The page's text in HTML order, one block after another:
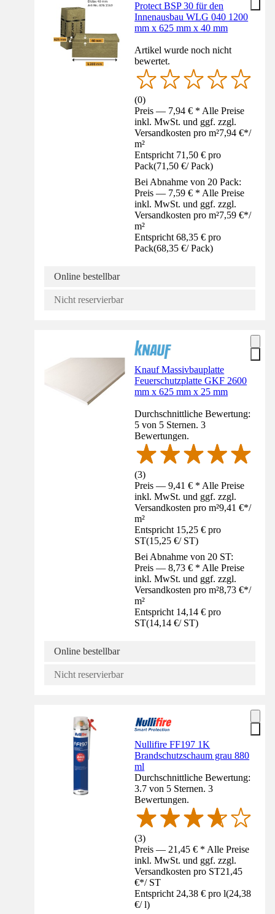
Protect BSP 30 für den
Innenausbau WLG 040 1200
mm x 625 mm x 40 mm
Artikel wurde noch nicht
bewertet.
(0)
Preis — 7,94 € * Alle Preise
inkl. MwSt. und ggf. zzgl.
Versandkosten pro m²7,94 €*/
m²
Entspricht 71,50 € pro
Pack(71,50 €/ Pack)
Bei Abnahme von 20 Pack:
Preis — 7,59 € * Alle Preise
inkl. MwSt. und ggf. zzgl.
Versandkosten pro m²7,59 €*/
m²
Entspricht 68,35 € pro
Pack(68,35 €/ Pack)
Online bestellbar
Nicht reservierbar
Knauf Massivbauplatte
Feuerschutzplatte GKF 2600
mm x 625 mm x 25 mm
Durchschnittliche Bewertung:
5 von 5 Sternen. 3
Bewertungen.
(3)
Preis — 9,41 € * Alle Preise
inkl. MwSt. und ggf. zzgl.
Versandkosten pro m²9,41 €*/
m²
Entspricht 15,25 € pro
ST(15,25 €/ ST)
Bei Abnahme von 20 ST:
Preis — 8,73 € * Alle Preise
inkl. MwSt. und ggf. zzgl.
Versandkosten pro m²8,73 €*/
m²
Entspricht 14,14 € pro
ST(14,14 €/ ST)
Online bestellbar
Nicht reservierbar
Nullifire FF197 1K
Brandschutzschaum grau 880
ml
Durchschnittliche Bewertung:
3.7 von 5 Sternen. 3
Bewertungen.
(3)
Preis — 21,45 € * Alle Preise
inkl. MwSt. und ggf. zzgl.
Versandkosten pro ST21,45
€*/ ST
Entspricht 24,38 € pro l(24,38
€/ l)